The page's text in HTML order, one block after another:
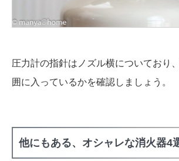
圧力計の指針はノズル横についており
囲に入っているかを確認しましょう。
他にもある、オシャレな消火器4